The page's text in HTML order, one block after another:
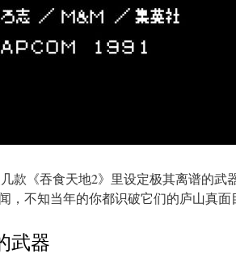
款《吞食天地2》里设定极其离谱的武
，不知当年的你都识破它们的庐山真面
武器